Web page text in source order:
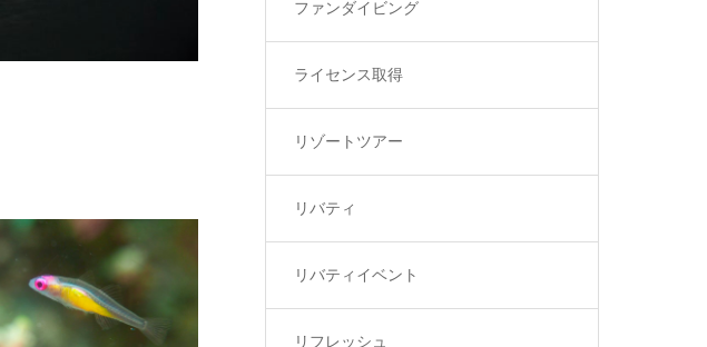
ファンダイビング
ライセンス取得
リゾートツアー
リバティ
リバティイベント
リフレッシュ